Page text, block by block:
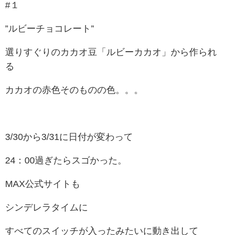
#１
”ルビーチョコレート”
選りすぐりのカカオ豆「ルビーカカオ」から作られ
る
カカオの赤色そのものの色。。。
3/30から3/31に日付が変わって
24：00過ぎたらスゴかった。
MAX公式サイトも
シンデレラタイムに
すべてのスイッチが入ったみたいに動き出して